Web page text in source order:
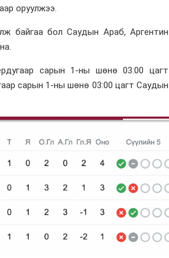
оруулжээ.
байгаа бол Саудын Араб, Аргентин
сарын 1-ны шөнө 03:00 цагт
сарын 1-ны шөнө 03:00 цагт Саудын